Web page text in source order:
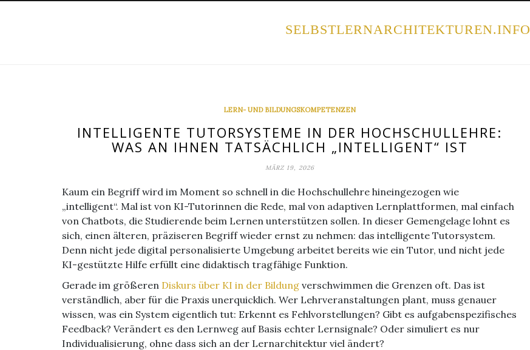
SELBSTLERNARCHITEKTUREN.INFO
LERN- UND BILDUNGSKOMPETENZEN
INTELLIGENTE TUTORSYSTEME IN DER HOCHSCHULLEHRE:
WAS AN IHNEN TATSÄCHLICH „INTELLIGENT“ IST
MÄRZ 19, 2026
Kaum ein Begriff wird im Moment so schnell in die Hochschullehre hineingezogen wie
„intelligent“. Mal ist von KI-Tutorinnen die Rede, mal von adaptiven Lernplattformen, mal einfach
von Chatbots, die Studierende beim Lernen unterstützen sollen. In dieser Gemengelage lohnt es
sich, einen älteren, präziseren Begriff wieder ernst zu nehmen: das intelligente Tutorsystem.
Denn nicht jede digital personalisierte Umgebung arbeitet bereits wie ein Tutor, und nicht jede
KI-gestützte Hilfe erfüllt eine didaktisch tragfähige Funktion.
Gerade im größeren Diskurs über KI in der Bildung verschwimmen die Grenzen oft. Das ist
verständlich, aber für die Praxis unerquicklich. Wer Lehrveranstaltungen plant, muss genauer
wissen, was ein System eigentlich tut: Erkennt es Fehlvorstellungen? Gibt es aufgabenspezifisches
Feedback? Verändert es den Lernweg auf Basis echter Lernsignale? Oder simuliert es nur
Individualisierung, ohne dass sich an der Lernarchitektur viel ändert?